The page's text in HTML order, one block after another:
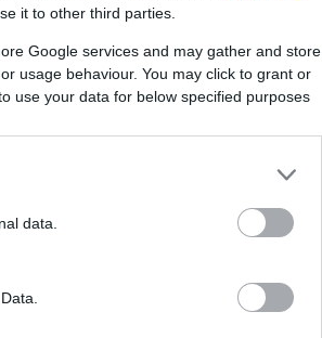
it to other third parties.
Google services and may gather and store
usage behaviour. You may click to grant or
use your data for below specified purposes
data.